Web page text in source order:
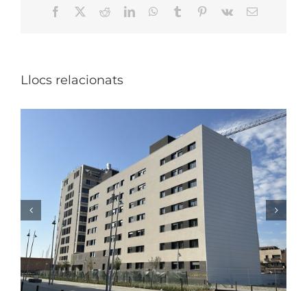
Facebook
RedditLinkedInWhatsApp
Tumblr Pinterest
Vk Email:
Llocs relacionats
NOVA RESIDÈNCIA ASSISTIDA I CENTRE DE DIA
PER A LA GENT GRAN EL PRAT DE LLOBREGAT